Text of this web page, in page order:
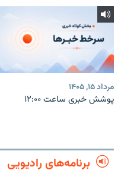
مرداد ۱۵, ۱۴۰۵
پوشش خبری ساعت ۱۲:۰۰
برنامه‌های رادیویی